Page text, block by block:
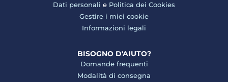
Dati personali e Politica dei Cookies
Gestire i miei cookie
Informazioni legali
BISOGNO D'AIUTO?
Domande frequenti
Modalità di consegna